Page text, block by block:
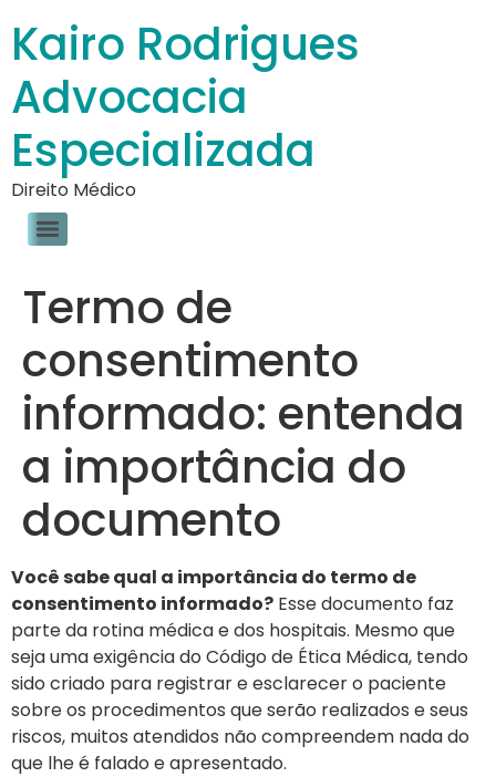
Kairo Rodrigues
Advocacia
Especializada
Direito Médico
Termo de
consentimento
informado: entenda
a importância do
documento
Você sabe qual a importância do termo de
consentimento informado? Esse documento faz
parte da rotina médica e dos hospitais. Mesmo que
seja uma exigência do Código de Ética Médica, tendo
sido criado para registrar e esclarecer o paciente
sobre os procedimentos que serão realizados e seus
riscos, muitos atendidos não compreendem nada do
que lhe é falado e apresentado.